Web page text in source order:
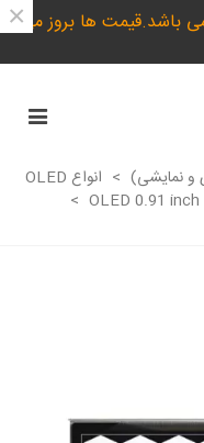
باشد.قیمت ها بروز می×
> انواع OLED
> OLED 0.91 inch